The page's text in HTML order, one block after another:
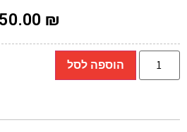
50.00₪
הוספה לסל